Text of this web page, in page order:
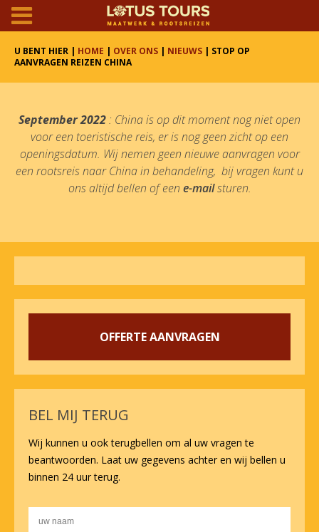
U BENT HIER | HOME | OVER ONS | NIEUWS | STOP OP
AANVRAGEN REIZEN CHINA
September 2022: China is op dit moment nog niet open
voor een toeristische reis, er is nog geen zicht op een
openingsdatum. Wij nemen geen nieuwe aanvragen voor
een rootsreis naar China in behandeling, bij vragen kunt u
ons altijd bellen of een e-mailsturen.
OFFERTE AANVRAGEN
BEL MIJ TERUG
Wij kunnen u ook terugbellen om al uw vragen te
beantwoorden. Laat uw gegevens achter en wij bellen u
binnen 24 uur terug.